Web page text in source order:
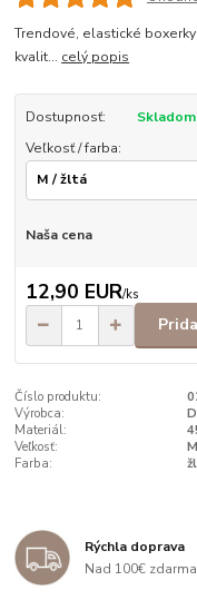
Trendové, elastické
kvalit... celý popis
Dostupnosť:
Skladom
Veľkosť / farba:
Naša cena
12,90 EUR/ks
Číslo produktu:
Výrobca:
Materiál:
Veľkosť:
M
Farba:
Rýchla doprava
Nad 100€